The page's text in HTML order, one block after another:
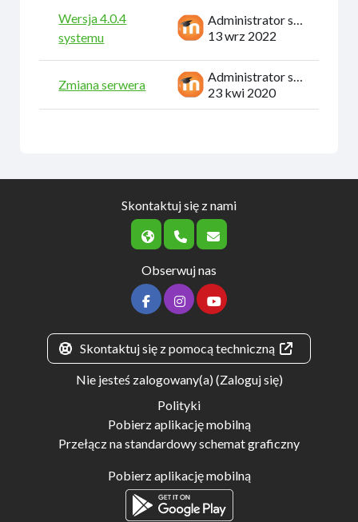
Wersja 4.0.4
systemu
13 wrz 2022
Zmiana serwera
23 kwi 2020
Skontaktuj się z nami
Obserwuj nas
Skontaktuj się z pomocą techniczną
Nie jesteś zalogowany(a) (Zaloguj się)
Polityki
Pobierz aplikację mobilną
Przełącz na standardowy schemat graficzny
Pobierz aplikację mobilną